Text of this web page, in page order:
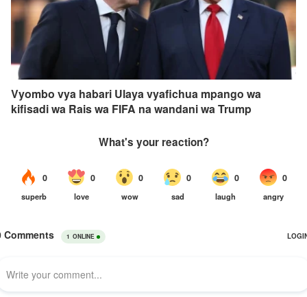
Vyombo vya habari Ulaya vyafichua mpango wa
kifisadi wa Rais wa FIFA na wandani wa Trump